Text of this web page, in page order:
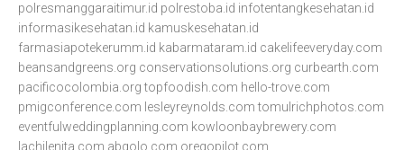
polresmanggaraitimur.id polrestoba.id infotentangkesehatan.id
informasikesehatan.id kamuskesehatan.id
farmasiapotekerumm.id kabarmataram.id cakelifeeveryday.com
beansandgreens.org conservationsolutions.org curbearth.com
pacificocolombia.org topfoodish.com hello-trove.com
pmigconference.com lesleyreynolds.com tomulrichphotos.com
eventfulweddingplanning.com kowloonbaybrewery.com
lachilenita.com abgolo.com oregopilot.com